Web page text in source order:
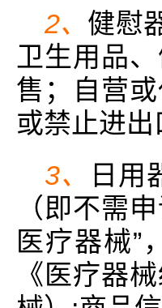
2、 健慰
卫生用品
售；自营
或禁止进
3、
日用
（即不需
医疗器械”
《医疗器